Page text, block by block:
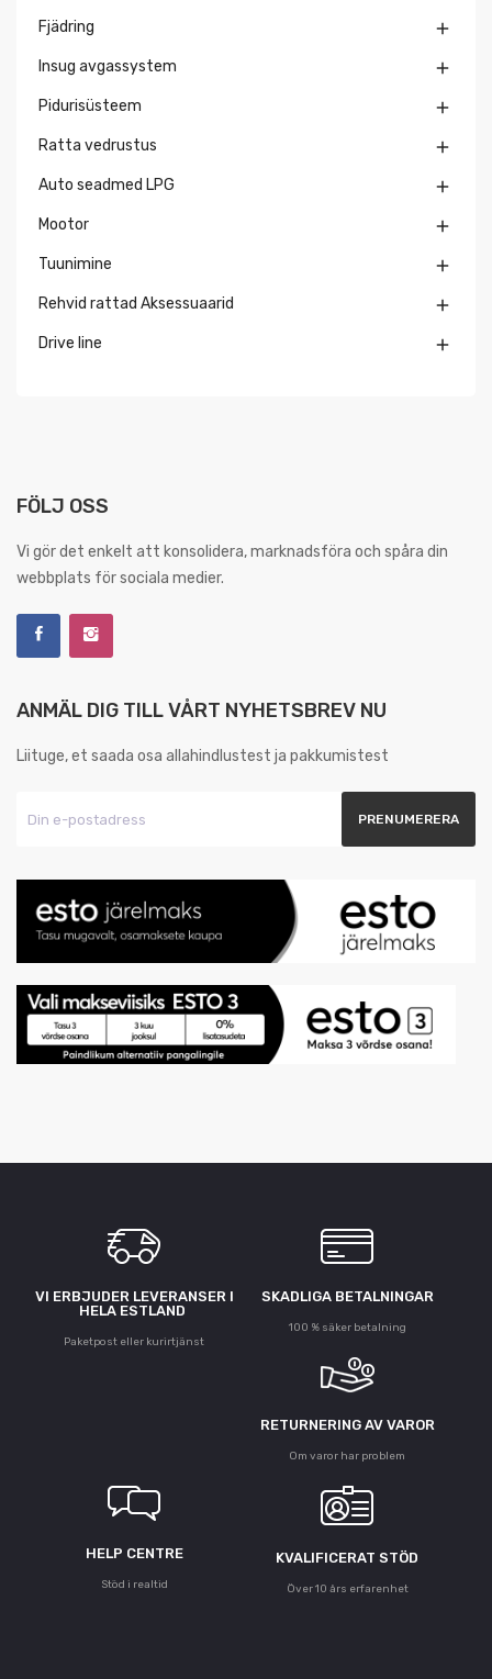
Fjädring 
Insug avgassystem 
Pidurisüsteem 
Ratta vedrustus 
Auto seadmed LPG 
Mootor 
Tuunimine 
Rehvid rattad Aksessuaarid 
Drive line 
FÖLJ OSS
Vi gör det enkelt att konsolidera, marknadsföra och spåra din
webbplats för sociala medier.
ANMÄL DIG TILL VÅRT NYHETSBREV NU
Liituge, et saada osa allahindlustest ja pakkumistest
VI ERBJUDER LEVERANSER I
HELA ESTLAND
Paketpost eller kurirtjänst
SKADLIGA BETALNINGAR
100 % säker betalning
RETURNERING AV VAROR
Om varor har problem
HELP CENTRE
Stöd i realtid
KVALIFICERAT STÖD
Över 10 års erfarenhet